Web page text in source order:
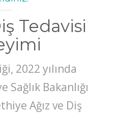
Tedavisi
2022 yılında
Bakanlığı
Ağız ve Diş